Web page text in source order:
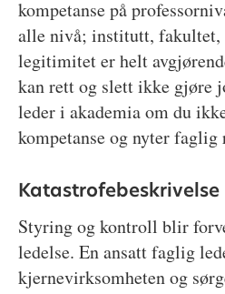
kompetanse på
alle nivå; institutt, fakultet,
legitimitet er helt
kan rett og slett ikke gjøre
leder i akademia om du
kompetanse og nyter faglig
Katastrofebeskrivelse
Styring og kontroll blir
ledelse. En ansatt faglig
kjernevirksomheten og